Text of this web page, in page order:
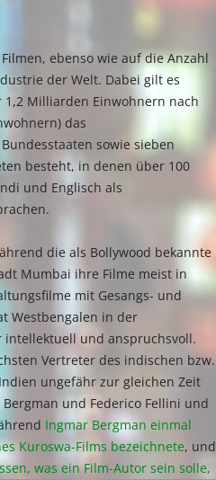
ebenso wie auf die Anzahl
der Welt. Dabei gilt es
Milliarden Einwohnern nach
das
sowie sieben
besteht, in denen über 100
und Englisch als
die als Bollywood bekannte
Mumbai ihre Filme meist in
mit Gesangs- und
Westbengalen in der
intellektuell und anspruchsvoll.
Vertreter des indischen bzw.
ungefähr zur gleichen Zeit
und Federico Fellini und
Ingmar Bergman einmal
Kuroswa-Films bezeichnete, und
was ein Film-Autor sein solle,